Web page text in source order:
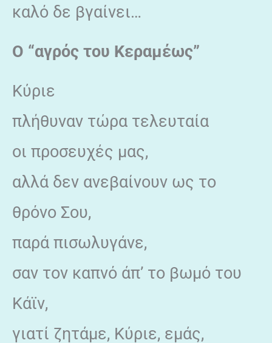
καλό δε βγαίνει…
Ο “αγρός του Κεραμέως”
Κύριε
πλήθυναν τώρα τελευταία
οι προσευχές μας,
αλλά δεν ανεβαίνουν ως το
θρόνο Σου,
παρά πισωλυγάνε,
σαν τον καπνό άπ’ το βωμό του
Κάϊν,
γιατί ζητάμε, Κύριε, εμάς,